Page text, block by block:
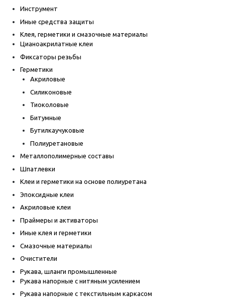
Инструмент
Иные средства защиты
Клея, герметики и смазочные материалы
Цианоакрилатные клеи
Фиксаторы резьбы
Герметики
Акриловые
Силиконовые
Тиоколовые
Битумные
Бутилкаучуковые
Полиуретановые
Металлополимерные составы
Шпатлевки
Клеи и герметики на основе полиуретана
Эпоксидные клеи
Акриловые клеи
Праймеры и активаторы
Иные клея и герметики
Смазочные материалы
Очистители
Рукава, шланги промышленные
Рукава напорные с нитяным усилением
Рукава напорные с текстильным каркасом